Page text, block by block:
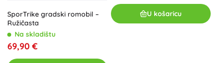
SporTrike gradski romobil –
Ružičasta
Na skladištu
69,90 €
U košaricu